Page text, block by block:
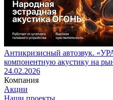
Антикризисный автозвук.
компонентную акустику на
24.02.2026
Компания
Акции
Наши проекты